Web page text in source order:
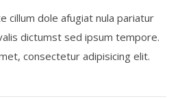
cillum dole afugiat nula pariatur
dictumst sed ipsum tempore.
consectetur adipisicing elit.